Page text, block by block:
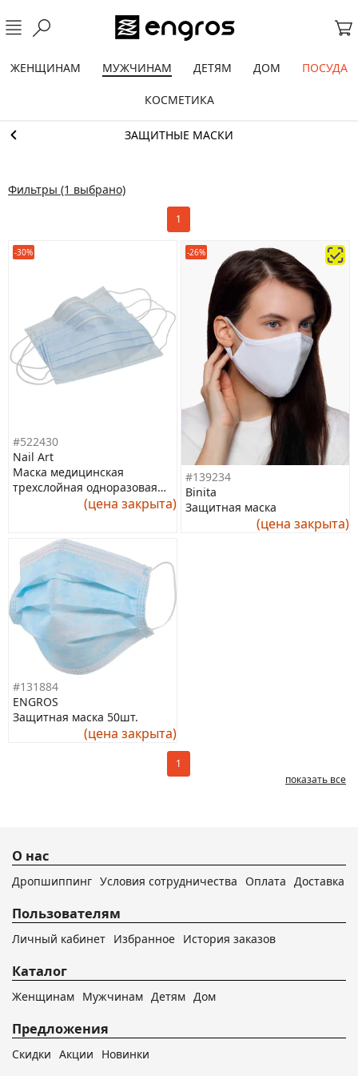
ЖЕНЩИНАМ МУЖЧИНАМ ДЕТЯМ ДОМ ПОСУДА
КОСМЕТИКА
ЗАЩИТНЫЕ МАСКИ
Фильтры (1 выбрано)
1
-30%
#522430
Nail Art
Маска медицинская
трехслойная одноразовая
нестерильная, 50 шт./уп.,
(цена закрыта)
-26%
#139234
Binita
Защитная маска
(цена закрыта)
#131884
ENGROS
Защитная маска 50шт.
(цена закрыта)
1
показать все
О нас
Дропшиппинг Условия сотрудничества Оплата Доставка
Пользователям
Личный кабинет Избранное История заказов
Каталог
Женщинам Мужчинам Детям Дом
Предложения
Скидки Акции Новинки